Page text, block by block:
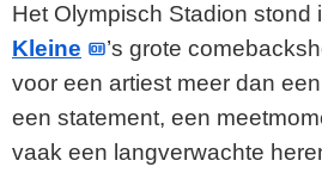
Het Olympisch Stadion stond
Kleine
’s grote
voor een artiest meer dan
een statement, een
vaak een langverwachte